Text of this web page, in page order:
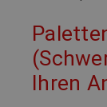
Ihren